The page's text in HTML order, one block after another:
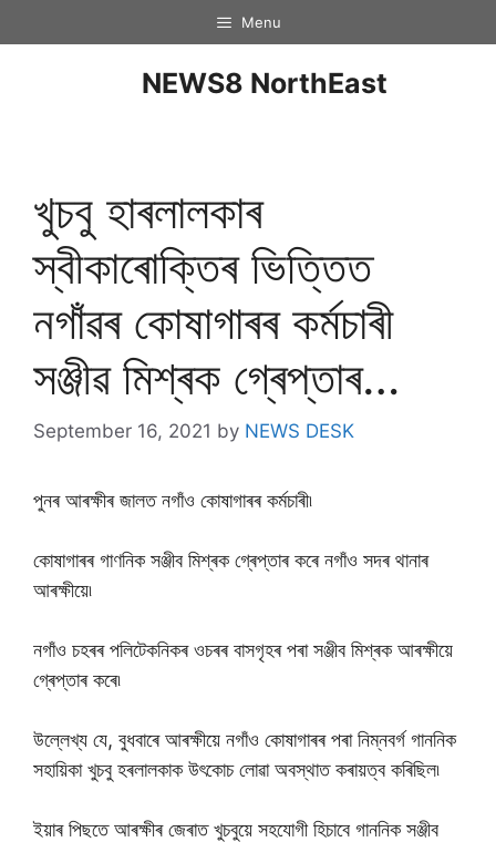
Menu
NEWS8 NorthEast
খুচবু হাৰলালকাৰ
স্বীকাৰােক্তিৰ ভিত্তিত
নগাঁৱৰ কোষাগাৰৰ কৰ্মচাৰী
সঞ্জীৱ মিশ্ৰক গ্ৰেপ্তাৰ…
September 16, 2021 by NEWS DESK
পুনৰ আৰক্ষীৰ জালত নগাঁও কোষাগাৰৰ কৰ্মচাৰী৷
কোষাগাৰৰ গাণনিক সঞ্জীব মিশ্ৰক গ্ৰেপ্তাৰ কৰে নগাঁও সদৰ থানাৰ
আৰক্ষীয়ে৷
নগাঁও চহৰৰ পলিটেকনিকৰ ওচৰৰ বাসগৃহৰ পৰা সঞ্জীব মিশ্ৰক আৰক্ষীয়ে
গ্ৰেপ্তাৰ কৰে৷
উল্লেখ্য যে, বুধবাৰে আৰক্ষীয়ে নগাঁও কোষাগাৰৰ পৰা নিম্নবৰ্গ গাননিক
সহায়িকা খুচবু হৰলালকাক উৎকোচ লোৱা অবস্থাত কৰায়ত্ব কৰিছিল৷
ইয়াৰ পিছতে আৰক্ষীৰ জেৰাত খুচবুয়ে সহযোগী হিচাবে গাননিক সঞ্জীব